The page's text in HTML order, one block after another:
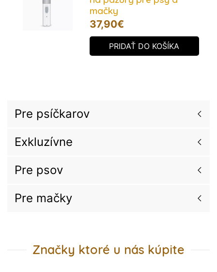
mačky
37,90€
PRIDAŤ DO KOŠÍKA
Pre psíčkarov
Exkluzívne
Pre psov
Pre mačky
Značky ktoré u nás kúpite